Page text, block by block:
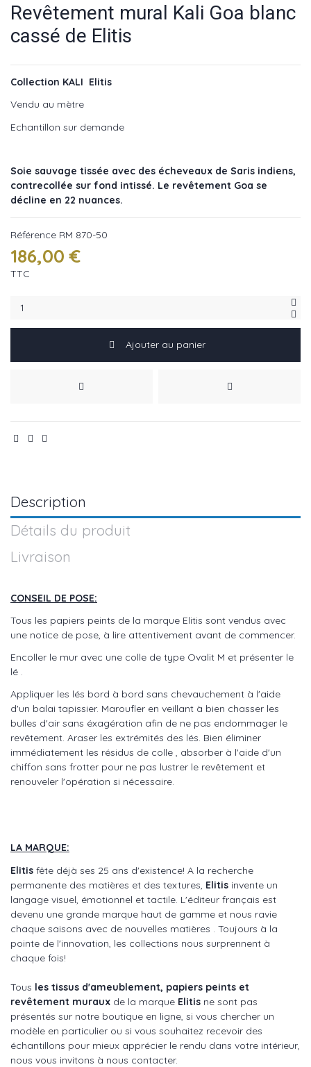
Revêtement mural Kali Goa blanc
cassé de Elitis
Collection KALI Elitis
Vendu au mètre
Echantillon sur demande
Soie sauvage tissée avec des écheveaux de Saris indiens,
contrecollée sur fond intissé. Le revêtement Goa se
décline en 22 nuances.
Référence RM 870-50
186,00 €
TTC
Ajouter au panier
Description
Détails du produit
Livraison
CONSEIL DE POSE:
Tous les papiers peints de la marque Elitis sont vendus avec
une notice de pose, à lire attentivement avant de commencer.
Encoller le mur avec une colle de type Ovalit M et présenter le
lé .
Appliquer les lés bord à bord sans chevauchement à l'aide
d'un balai tapissier. Maroufler en veillant à bien chasser les
bulles d'air sans éxagération afin de ne pas endommager le
revêtement. Araser les extrémités des lés. Bien éliminer
immédiatement les résidus de colle , absorber à l'aide d'un
chiffon sans frotter pour ne pas lustrer le revêtement et
renouveler l'opération si nécessaire.
LA MARQUE:
Elitis fête déjà ses 25 ans d'existence! A la recherche
permanente des matières et des textures, Elitis invente un
langage visuel, émotionnel et tactile. L'éditeur français est
devenu une grande marque haut de gamme et nous ravie
chaque saisons avec de nouvelles matières . Toujours à la
pointe de l'innovation, les collections nous surprennent à
chaque fois!
Tous les tissus d'ameublement, papiers peints et
revêtement muraux de la marque Elitis ne sont pas
présentés sur notre boutique en ligne, si vous chercher un
modèle en particulier ou si vous souhaitez recevoir des
échantillons pour mieux apprécier le rendu dans votre intérieur,
nous vous invitons à nous contacter.